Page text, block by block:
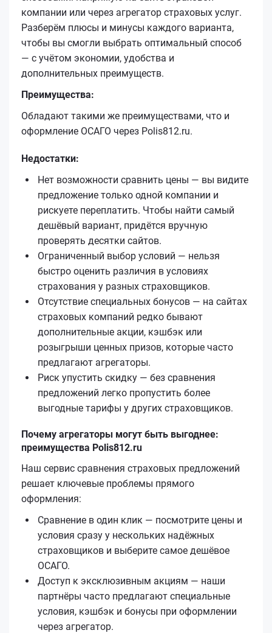
компании или через агрегатор страховых услуг.
Разберём плюсы и минусы каждого варианта,
чтобы вы смогли выбрать оптимальный способ
— с учётом экономии, удобства и
дополнительных преимуществ.
Преимущества:
Обладают такими же преимуществами, что и
оформление ОСАГО через Polis812.ru.
Недостатки:
Нет возможности сравнить цены — вы видите
предложение только одной компании и
рискуете переплатить. Чтобы найти самый
дешёвый вариант, придётся вручную
проверять десятки сайтов.
Ограниченный выбор условий — нельзя
быстро оценить различия в условиях
страхования у разных страховщиков.
Отсутствие специальных бонусов — на сайтах
страховых компаний редко бывают
дополнительные акции, кэшбэк или
розыгрыши ценных призов, которые часто
предлагают агрегаторы.
Риск упустить скидку — без сравнения
предложений легко пропустить более
выгодные тарифы у других страховщиков.
Почему агрегаторы могут быть выгоднее:
преимущества Polis812.ru
Наш сервис сравнения страховых предложений
решает ключевые проблемы прямого
оформления:
Сравнение в один клик — посмотрите цены и
условия сразу у нескольких надёжных
страховщиков и выберите самое дешёвое
ОСАГО.
Доступ к эксклюзивным акциям — наши
партнёры часто предлагают специальные
условия, кэшбэк и бонусы при оформлении
через агрегатор.